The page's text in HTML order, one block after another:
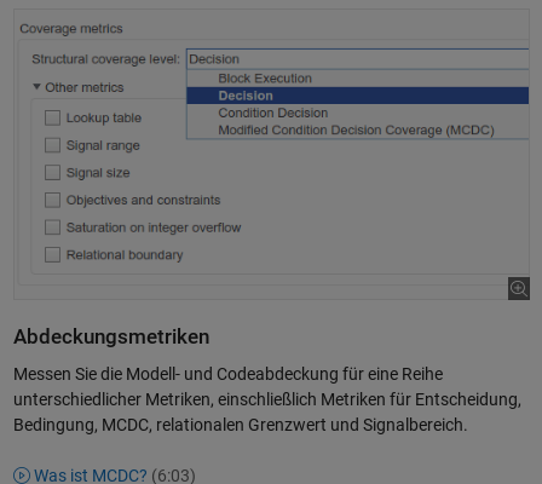
Abdeckungsmetriken
Messen Sie die Modell- und Codeabdeckung für eine Reihe
unterschiedlicher Metriken, einschließlich Metriken für Entscheidung,
Bedingung, MCDC, relationalen Grenzwert und Signalbereich.
Was ist MCDC? (6:03)